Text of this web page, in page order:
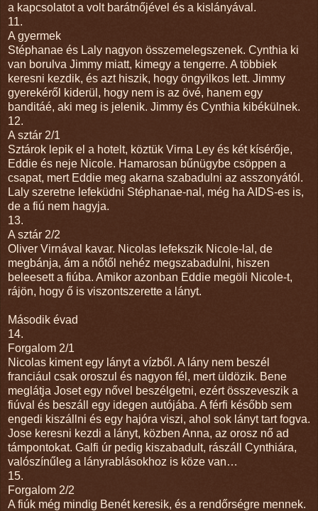
a kapcsolatot a volt barátnőjével és a kislányával.
11.
A gyermek
Stéphanae és Laly nagyon összemelegszenek. Cynthia ki
van borulva Jimmy miatt, kimegy a tengerre. A többiek
keresni kezdik, és azt hiszik, hogy öngyilkos lett. Jimmy
gyerekéről kiderül, hogy nem is az övé, hanem egy
banditáé, aki meg is jelenik. Jimmy és Cynthia kibékülnek.
12.
A sztár 2/1
Sztárok lepik el a hotelt, köztük Virna Ley és két kísérője,
Eddie és neje Nicole. Hamarosan bűnügybe csöppen a
csapat, mert Eddie meg akarna szabadulni az asszonyától.
Laly szeretne lefeküdni Stéphanae-nal, még ha AIDS-es is,
de a fiú nem hagyja.
13.
A sztár 2/2
Oliver Virnával kavar. Nicolas lefekszik Nicole-lal, de
megbánja, ám a nőtől nehéz megszabadulni, hiszen
beleesett a fiúba. Amikor azonban Eddie megöli Nicole-t,
rájön, hogy ő is viszontszerette a lányt.
Második évad
14.
Forgalom 2/1
Nicolas kiment egy lányt a vízből. A lány nem beszél
franciául csak oroszul és nagyon fél, mert üldözik. Bene
meglátja Joset egy nővel beszélgetni, ezért összeveszik a
fiúval és beszáll egy idegen autójába. A férfi később sem
engedi kiszállni és egy hajóra viszi, ahol sok lányt tart fogva.
Jose keresni kezdi a lányt, közben Anna, az orosz nő ad
támpontokat. Galfi úr pedig kiszabadult, rászáll Cynthiára,
valószínűleg a lányrablásokhoz is köze van…
15.
Forgalom 2/2
A fiúk még mindig Benét keresik, és a rendőrségre mennek.